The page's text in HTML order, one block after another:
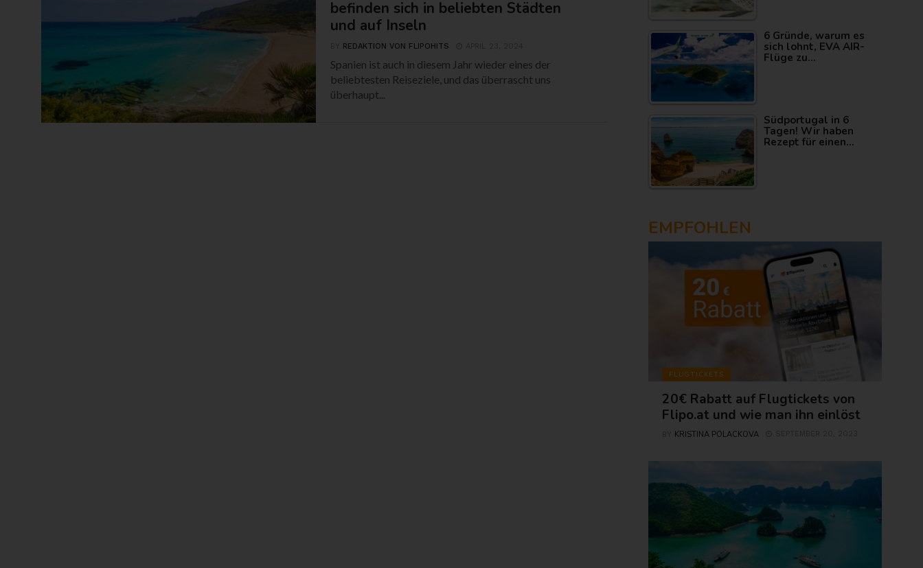
befinden sich in beliebten Städten
und auf Inseln
REDAKTION VON FLIPOHITS
Spanien ist auch in diesem Jahr wieder eines der
beliebtesten Reiseziele, und das überrascht uns
überhaupt...
6 Gründe, warum es
sich lohnt, EVA AIR-
Flüge zu…
Südportugal in 6
Tagen! Wir haben
Rezept für einen…
EMPFOHLEN
FLUGTICKETS
20€ Rabatt auf Flugtickets von
Flipo.at und wie man ihn einlöst
KRISTINA POLACKOVA